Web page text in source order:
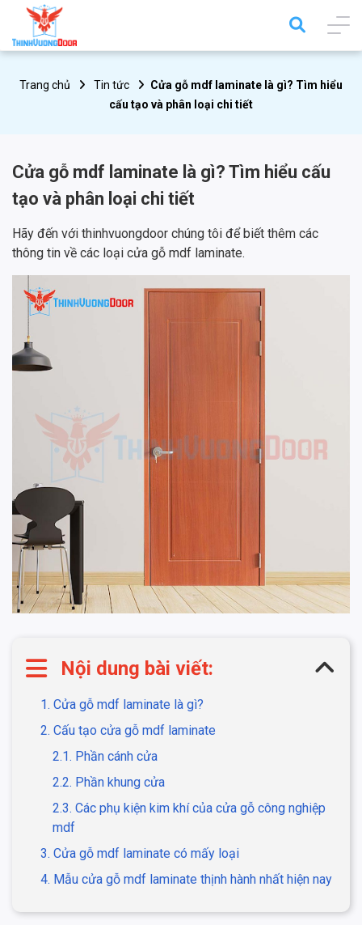
Trang chủ Tin tức
Cửa gỗ mdf laminate là gì? Tìm hiểu
cấu tạo và phân loại chi tiết
Cửa gỗ mdf laminate là gì? Tìm hiểu cấu
tạo và phân loại chi tiết
Hãy đến với thinhvuongdoor chúng tôi để biết thêm các
thông tin về các loại cửa gỗ mdf laminate.
Nội dung bài viết:
1. Cửa gỗ mdf laminate là gì?
2. Cấu tạo cửa gỗ mdf laminate
2.1. Phần cánh cửa
2.2. Phần khung cửa
2.3. Các phụ kiện kim khí của cửa gỗ công nghiệp
mdf
3. Cửa gỗ mdf laminate có mấy loại
4. Mẫu cửa gỗ mdf laminate thịnh hành nhất hiện nay